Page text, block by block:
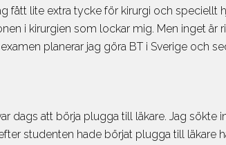
Vår hjälp är gratis
Bokningsvillkor College
Universitet
fått lite extra tycke för kirurgi och speciellt
i kirurgien som lockar mig. Men inget är
planerar jag göra BT i Sverige och
dags att börja plugga till läkare. Jag sökte
studenten hade börjat plugga till läkare